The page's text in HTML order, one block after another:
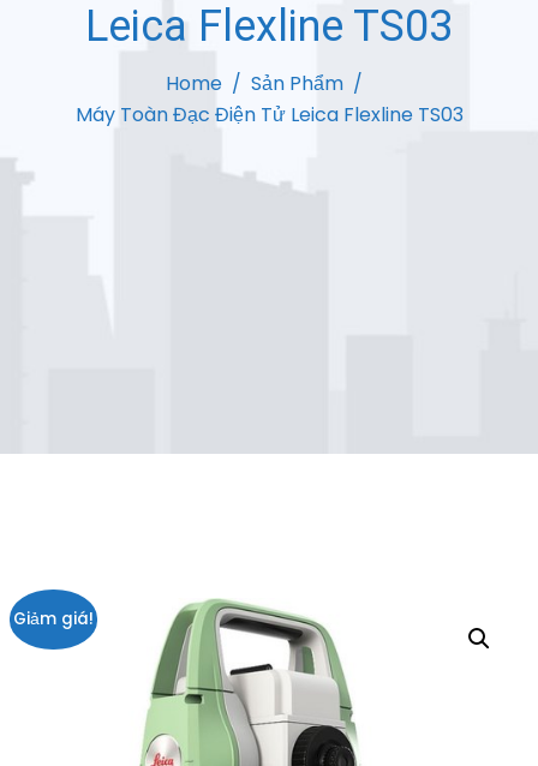
Leica Flexline TS03
Home
Sản Phẩm
Máy Toàn Đạc Điện Tử Leica Flexline TS03
Giảm giá!